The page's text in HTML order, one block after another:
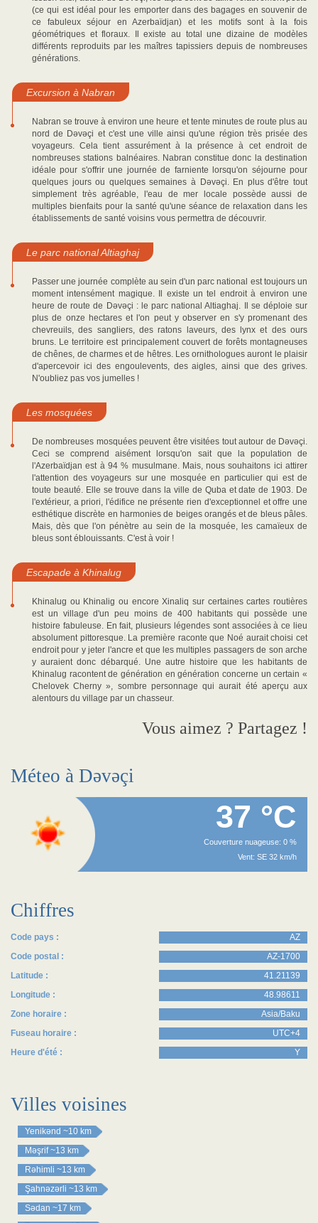
(ce qui est idéal pour les emporter dans des bagages en souvenir de
ce fabuleux séjour en Azerbaïdjan) et les motifs sont à la fois
géométriques et floraux. Il existe au total une dizaine de modèles
différents reproduits par les maîtres tapissiers depuis de nombreuses
générations.
Excursion à Nabran
Nabran se trouve à environ une heure et tente minutes de route plus au
nord de Dəvəçi et c'est une ville ainsi qu'une région très prisée des
voyageurs. Cela tient assurément à la présence à cet endroit de
nombreuses stations balnéaires. Nabran constitue donc la destination
idéale pour s'offrir une journée de farniente lorsqu'on séjourne pour
quelques jours ou quelques semaines à Dəvəçi. En plus d'être tout
simplement très agréable, l'eau de mer locale possède aussi de
multiples bienfaits pour la santé qu'une séance de relaxation dans les
établissements de santé voisins vous permettra de découvrir.
Le parc national Altiaghaj
Passer une journée complète au sein d'un parc national est toujours un
moment intensément magique. Il existe un tel endroit à environ une
heure de route de Dəvəçi : le parc national Altiaghaj. Il se déploie sur
plus de onze hectares et l'on peut y observer en s'y promenant des
chevreuils, des sangliers, des ratons laveurs, des lynx et des ours
bruns. Le territoire est principalement couvert de forêts montagneuses
de chênes, de charmes et de hêtres. Les ornithologues auront le plaisir
d'apercevoir ici des engoulevents, des aigles, ainsi que des grives.
N'oubliez pas vos jumelles !
Les mosquées
De nombreuses mosquées peuvent être visitées tout autour de Dəvəçi.
Ceci se comprend aisément lorsqu'on sait que la population de
l'Azerbaïdjan est à 94 % musulmane. Mais, nous souhaitons ici attirer
l'attention des voyageurs sur une mosquée en particulier qui est de
toute beauté. Elle se trouve dans la ville de Quba et date de 1903. De
l'extérieur, a priori, l'édifice ne présente rien d'exceptionnel et offre une
esthétique discrète en harmonies de beiges orangés et de bleus pâles.
Mais, dès que l'on pénètre au sein de la mosquée, les camaïeux de
bleus sont éblouissants. C'est à voir !
Escapade à Khinalug
Khinalug ou Khinalig ou encore Xinaliq sur certaines cartes routières
est un village d'un peu moins de 400 habitants qui possède une
histoire fabuleuse. En fait, plusieurs légendes sont associées à ce lieu
absolument pittoresque. La première raconte que Noé aurait choisi cet
endroit pour y jeter l'ancre et que les multiples passagers de son arche
y auraient donc débarqué. Une autre histoire que les habitants de
Khinalug racontent de génération en génération concerne un certain «
Chelovek Cherny », sombre personnage qui aurait été aperçu aux
alentours du village par un chasseur.
Vous aimez ? Partagez !
Méteo à Dəvəçi
37 °C
Couverture nuageuse: 0 %
Vent: SE 32 km/h
Chiffres
Code pays :
AZ
Code postal :
AZ-1700
Latitude :
41.21139
Longitude :
48.98611
Zone horaire :
Asia/Baku
Fuseau horaire :
UTC+4
Heure d'été :
Y
Villes voisines
Yenikənd ~10 km
Məşrif ~13 km
Rəhimli ~13 km
Şahnəzərli ~13 km
Sədan ~17 km